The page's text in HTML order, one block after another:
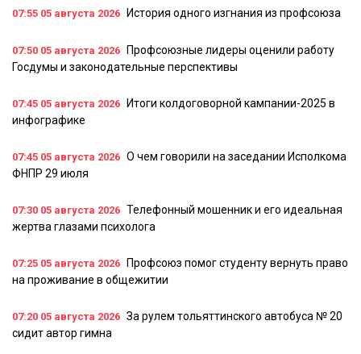
07:55 05 августа 2026 История одного изгнания из профсоюза
07:50 05 августа 2026
Профсоюзные лидеры оценили работу
Госдумы и законодательные перспективы
07:45 05 августа 2026
Итоги колдоговорной кампании-2025 в
инфографике
07:45 05 августа 2026 О чем говорили на заседании Исполкома
ФНПР 29 июля
07:30 05 августа 2026 Телефонный мошенник и его идеальная
жертва глазами психолога
07:25 05 августа 2026
Профсоюз помог студенту вернуть право
на проживание в общежитии
07:20 05 августа 2026 За рулем тольяттинского автобуса № 20
сидит автор гимна